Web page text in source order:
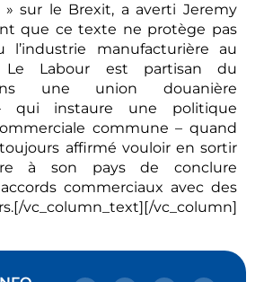
sur le Brexit, a averti Jeremy
que ce texte ne protège pas
l’industrie manufacturière au
Le Labour est partisan du
une union douanière
qui instaure une politique
commune – quand
affirmé vouloir en sortir
à son pays de conclure
commerciaux avec des
vc_column]